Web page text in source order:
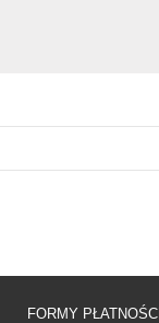
FORMY PŁATNOŚCI